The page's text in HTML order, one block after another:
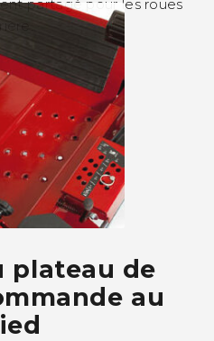
partagé pour les roues
plateau de
au